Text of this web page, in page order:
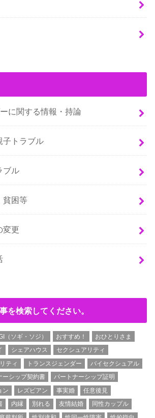
に関する情報・持論
子トラブル
ブル
貧困等
変更
を検索してください。
（ソギ・ソジ） おすすめ！
おひとりさま
シェアハウス
セクシュアリティ
ティ
トランスジェンダー
バイセクシュアル
ーシップ契約書
パートナーシップ証明
ン レズビアン 事実婚
任意後見
内縁 別れる 友情結婚
同性カップル